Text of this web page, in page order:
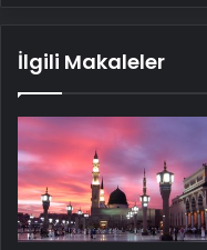
İlgili Makaleler